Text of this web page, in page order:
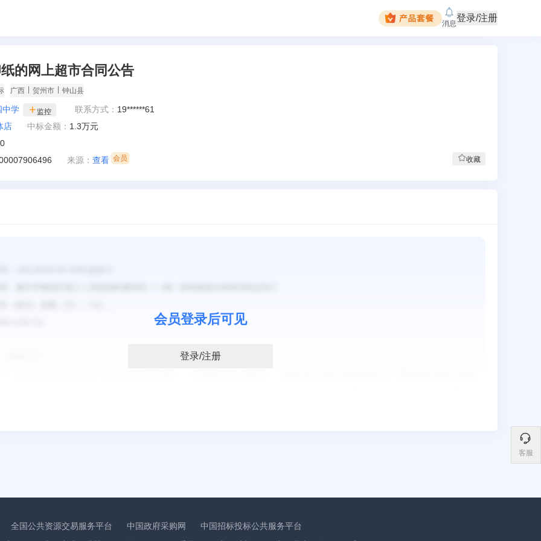
消息
登录/注册
客服
的网上超市合同公告
广西 贺州市 钟山县
中学 监控 联系方式： 19******61
店
中标金额： 1.3万元
来源： 查看 收藏
会员登录后可见
登录/注册
全国公共资源交易服务平台 中国政府采购网
中国招标投标公共服务平台